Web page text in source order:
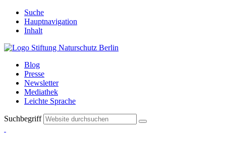
Suche
Hauptnavigation
Inhalt
Blog
Presse
Newsletter
Mediathek
Leichte Sprache
Suchbegriff